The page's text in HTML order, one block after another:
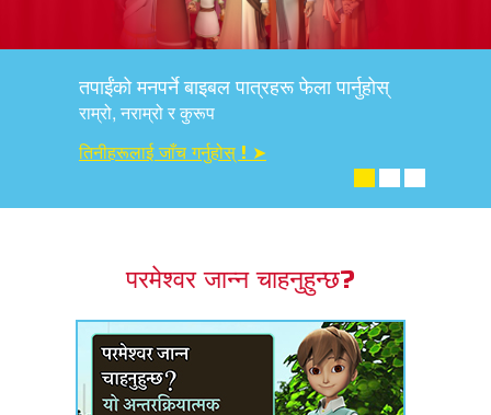
तपाईंको मनपर्ने बाइबल पात्रहरू फेला पार्नुहोस्
राम्रो, नराम्रो र कुरूप
तिनीहरूलाई जाँच गर्नुहोस् ! ➤
परमेश्वर जान्न चाहनुहुन्छ?